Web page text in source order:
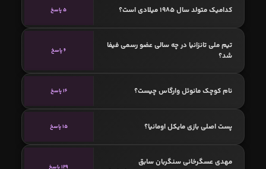
کدامیک متولد سال 1985 میلادی است؟ 5 پاسخ
تیم ملی تانزانیا در چه سالی عضو رسمی فیفا
شد؟
6 پاسخ
نام کوچک مانوئل وارگاس چیست؟ 16 پاسخ
پست اصلی بازی مایکل اومانیا؟ 15 پاسخ
مهدی عسگرخانی سنگربان سابق
129 پاسخ